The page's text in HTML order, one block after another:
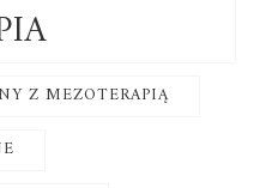
Z MEZOTERAPIĄ